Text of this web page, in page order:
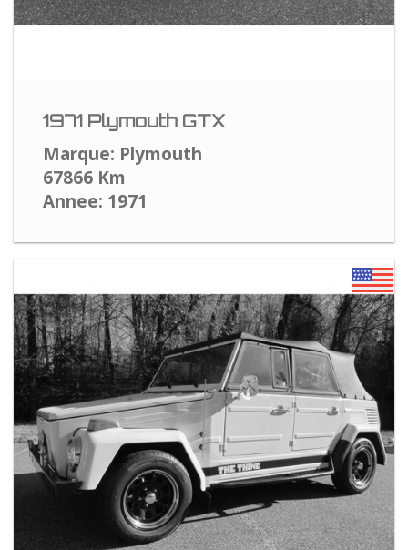
1971 Plymouth GTX
Marque: Plymouth
67866 Km
Annee: 1971